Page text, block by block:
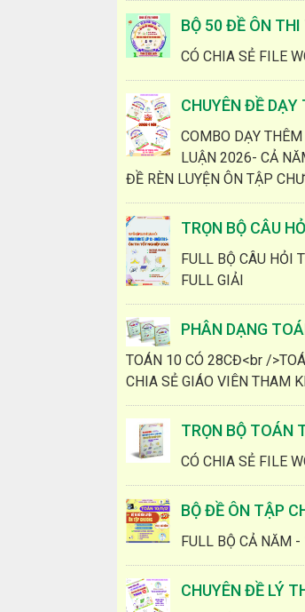
BỘ 50 ĐỀ ÔN
CÓ CHIA SẺ FILE
CHUYÊN ĐỀ
COMBO DẠY
LUẬN 2026- CẢ
ĐỀ RÈN LUYỆN ÔN TẬP
TRỌN BỘ CÂU
FULL BỘ CÂU HỎI
FULL GIẢI
PHÂN DẠNG
TOÁN 10 CÓ 28CĐ<br /
CHIA SẺ GIÁO VIÊN THAM
TRỌN BỘ TOÁN
CÓ CHIA SẺ FILE
BỘ ĐỀ ÔN TẬP
FULL BỘ CẢ NĂM
CHUYÊN ĐỀ LÝ